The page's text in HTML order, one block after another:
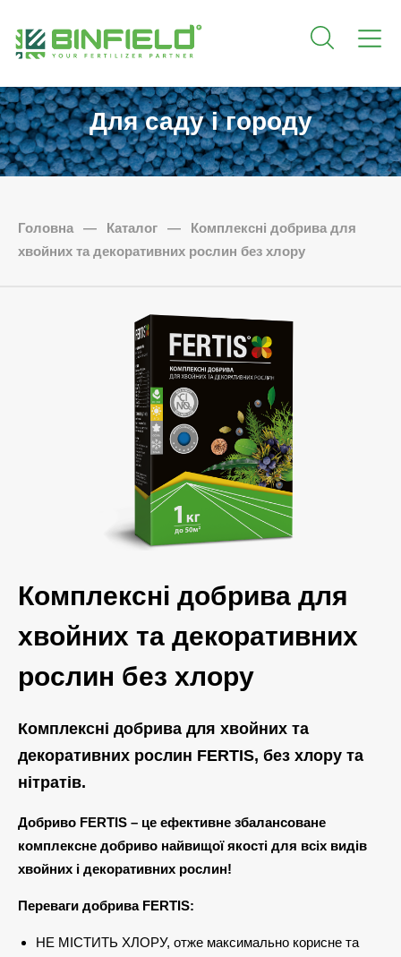
Для саду і городу
Головна — Каталог —
Комплексні добрива для
хвойних та декоративних рослин без хлору
Комплексні добрива для
хвойних та декоративних
рослин без хлору
Комплексні добрива для хвойних та
декоративних рослин FERTIS, без хлору та
нітратів.
Добриво FERTIS – це ефективне збалансоване
комплексне добриво найвищої якості для всіх видів
хвойних і декоративних рослин!
Переваги добрива FERTIS:
НЕ МІСТИТЬ ХЛОРУ, отже максимально корисне та